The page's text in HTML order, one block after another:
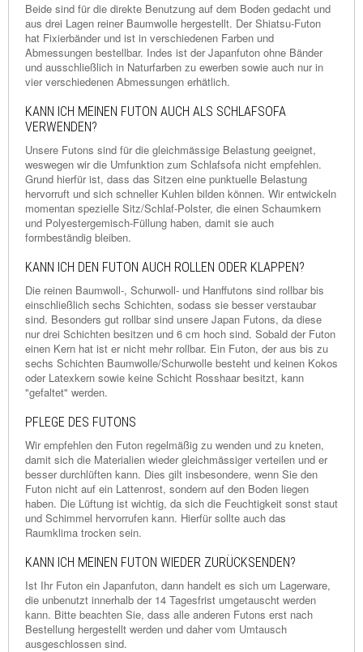
Beide sind für die direkte Benutzung auf dem Boden gedacht und
aus drei Lagen reiner Baumwolle hergestellt. Der Shiatsu-Futon
hat Fixierbänder und ist in verschiedenen Farben und
Abmessungen bestellbar. Indes ist der Japanfuton ohne Bänder
und ausschließlich in Naturfarben zu ewerben sowie auch nur in
vier verschiedenen Abmessungen erhätlich.
KANN ICH MEINEN FUTON AUCH ALS SCHLAFSOFA
VERWENDEN?
Unsere Futons sind für die gleichmässige Belastung geeignet,
weswegen wir die Umfunktion zum Schlafsofa nicht empfehlen.
Grund hierfür ist, dass das Sitzen eine punktuelle Belastung
hervorruft und sich schneller Kuhlen bilden können. Wir entwickeln
momentan spezielle Sitz/Schlaf-Polster, die einen Schaumkern
und Polyestergemisch-Füllung haben, damit sie auch
formbeständig bleiben.
KANN ICH DEN FUTON AUCH ROLLEN ODER KLAPPEN?
Die reinen Baumwoll-, Schurwoll- und Hanffutons sind rollbar bis
einschließlich sechs Schichten, sodass sie besser verstaubar
sind. Besonders gut rollbar sind unsere Japan Futons, da diese
nur drei Schichten besitzen und 6 cm hoch sind. Sobald der Futon
einen Kern hat ist er nicht mehr rollbar. Ein Futon, der aus bis zu
sechs Schichten Baumwolle/Schurwolle besteht und keinen Kokos
oder Latexkern sowie keine Schicht Rosshaar besitzt, kann
"gefaltet" werden.
PFLEGE DES FUTONS
Wir empfehlen den Futon regelmäßig zu wenden und zu kneten,
damit sich die Materialien wieder gleichmässiger verteilen und er
besser durchlüften kann. Dies gilt insbesondere, wenn Sie den
Futon nicht auf ein Lattenrost, sondern auf den Boden liegen
haben. Die Lüftung ist wichtig, da sich die Feuchtigkeit sonst staut
und Schimmel hervorrufen kann. Hierfür sollte auch das
Raumklima trocken sein.
KANN ICH MEINEN FUTON WIEDER ZURÜCKSENDEN?
Ist Ihr Futon ein Japanfuton, dann handelt es sich um Lagerware,
die unbenutzt innerhalb der 14 Tagesfrist umgetauscht werden
kann. Bitte beachten Sie, dass alle anderen Futons erst nach
Bestellung hergestellt werden und daher vom Umtausch
ausgeschlossen sind.